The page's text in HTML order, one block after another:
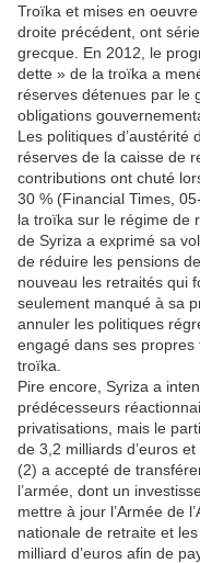
Troïka et mises en
droite précédent, ont
grecque. En 2012, le
dette » de la troïka a
réserves détenues par le
obligations
Les politiques d’austérité
réserves de la caisse de
contributions ont chuté
30 % (Financial Times,
la troïka sur le régime de
de Syriza a exprimé sa
de réduire les pensions
nouveau les retraités qui
seulement manqué à sa
annuler les politiques
engagé dans ses
troïka.
Pire encore, Syriza a
prédécesseurs
privatisations, mais le
de 3,2 milliards d’euros
(2) a accepté de
l’armée, dont un
mettre à jour l’Armée de
nationale de retraite et
milliard d’euros afin de